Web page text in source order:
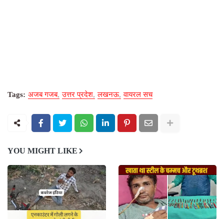
Tags: अजब गजब उत्तर प्रदेश लखनऊ वायरल सच
YOU MIGHT LIKE